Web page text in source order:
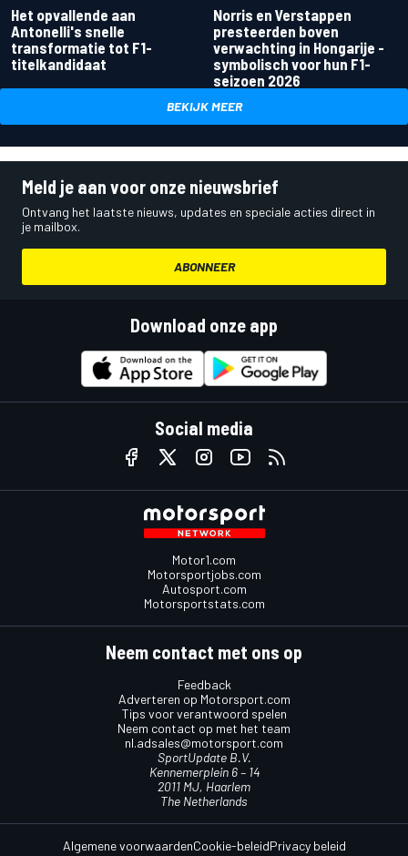
Het opvallende aan
Antonelli's snelle
transformatie tot F1-
titelkandidaat
Norris en Verstappen
presteerden boven
verwachting in Hongarije -
symbolisch voor hun F1-
seizoen 2026
BEKIJK MEER
Meld je aan voor onze nieuwsbrief
Ontvang het laatste nieuws, updates en speciale acties direct in
je mailbox.
ABONNEER
Download onze app
Social media
Motor1.com
Motorsportjobs.com
Autosport.com
Motorsportstats.com
Neem contact met ons op
Feedback
Adverteren op Motorsport.com
Tips voor verantwoord spelen
Neem contact op met het team
nl.adsales@motorsport.com
SportUpdate B.V.
Kennemerplein 6 – 14
2011 MJ, Haarlem
The Netherlands
Algemene voorwaardenCookie-beleidPrivacy beleid